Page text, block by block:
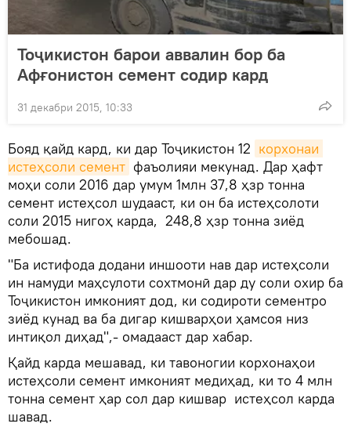
Тоҷикистон барои аввалин бор ба
Афғонистон семент содир кард
31 декабри 2015, 10:33
Бояд қайд кард, ки дар Тоҷикистон 12 корхонаи
истеҳсоли семент фаъолияи мекунад. Дар ҳафт
моҳи соли 2016 дар умум 1млн 37,8 ҳзр тонна
семент истеҳсол шудааст, ки он ба истеҳсолоти
соли 2015 нигоҳ карда, 248,8 ҳзр тонна зиёд
мебошад.
"Ба истифода додани иншооти нав дар истеҳсоли
ин намуди маҳсулоти сохтмонӣ дар ду соли охир ба
Тоҷикистон имконият дод, ки содироти сементро
зиёд кунад ва ба дигар кишварҳои ҳамсоя низ
интиқол диҳад",- омадааст дар хабар.
Қайд карда мешавад, ки тавоногии корхонаҳои
истеҳсоли семент имконият медиҳад, ки то 4 млн
тонна семент ҳар сол дар кишвар истеҳсол карда
шавад.